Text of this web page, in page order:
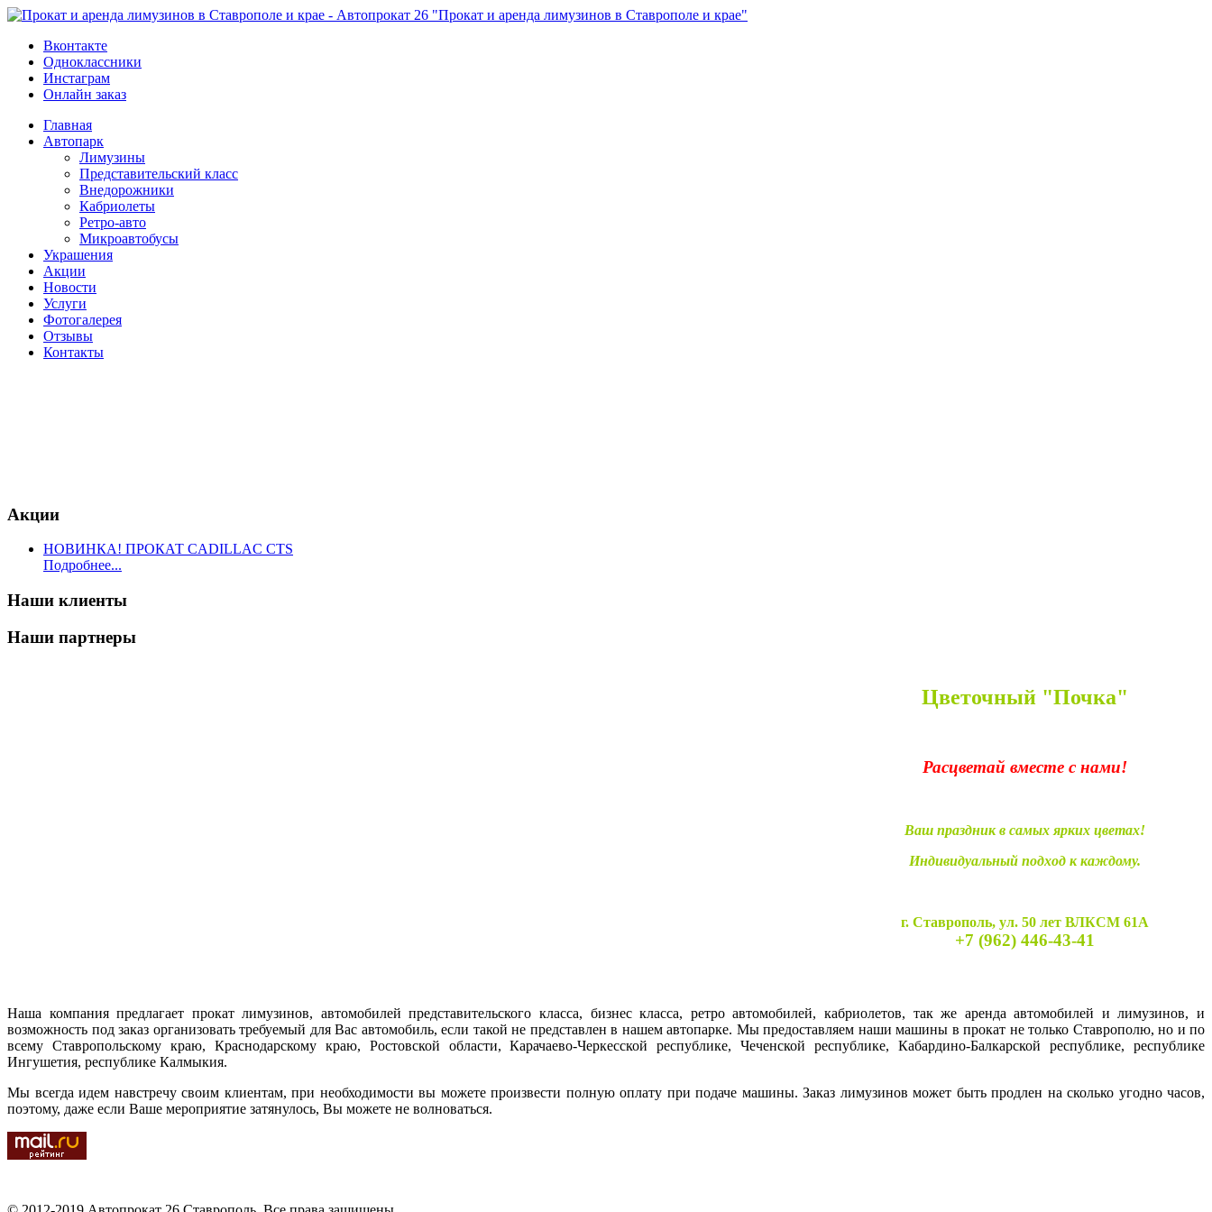
"Прокат и аренда лимузинов в Ставрополе и крае"
Вконтакте
Одноклассники
Инстаграм
Онлайн заказ
Главная
Автопарк
Лимузины
Представительский класс
Внедорожники
Кабриолеты
Ретро-авто
Микроавтобусы
Украшения
Акции
Новости
Услуги
Фотогалерея
Отзывы
­Контакты
Акции
НОВИНКА! ПРОКАТ CADILLAC CTS
Подробнее...
Наши клиенты
Наши партнеры
Цветочный "Почка"
Расцветай вместе с нами!
Ваш праздник в самых ярких цветах!
Индивидуальный подход к каждому.
г. Ставрополь, ул. 50 лет ВЛКСМ 61А
+7 (962) 446-43-41
Наша компания предлагает прокат лимузинов, автомобилей представительского класса, бизнес класса, ретро автомобилей, кабриолетов, так же аренда автомобилей и лимузинов, и
возможность под заказ организовать требуемый для Вас автомобиль, если такой не представлен в нашем автопарке. Мы предоставляем наши машины в прокат не только Ставрополю, но и по
всему Ставропольскому краю, Краснодарскому краю, Ростовской области, Карачаево-Черкесской республике, Чеченской республике, Кабардино-Балкарской республике, республике
Ингушетия, республике Калмыкия.
Мы всегда идем навстречу своим клиентам, при необходимости вы можете произвести полную оплату при подаче машины. Заказ лимузинов может быть продлен на сколько угодно часов,
поэтому, даже если Ваше мероприятие затянулось, Вы можете не волноваться.